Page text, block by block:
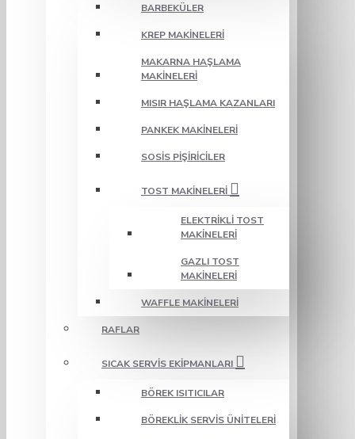
BARBEKÜLER
KREP MAKINELERI
MAKARNA HAŞLAMA
MAKINELERI
MISIR HAŞLAMA KAZANLARI
PANKEK MAKINELERI
SOSIS PIŞIRICILER
TOST MAKINELERI
ELEKTRIKLI TOST
MAKINELERI
GAZLI TOST
MAKINELERI
WAFFLE MAKINELERI
RAFLAR
SICAK SERVIS EKIPMANLARI
BÖREK ISITICILAR
BÖREKLIK SERVIS ÜNITELERI